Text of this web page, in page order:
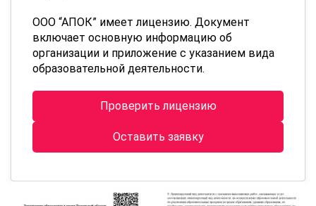
ООО “АПОК” имеет лицензию. Документ
включает основную информацию об
организации и приложение с указанием вида
образовательной деятельности.
Проверить лицензию
Оставить заявку